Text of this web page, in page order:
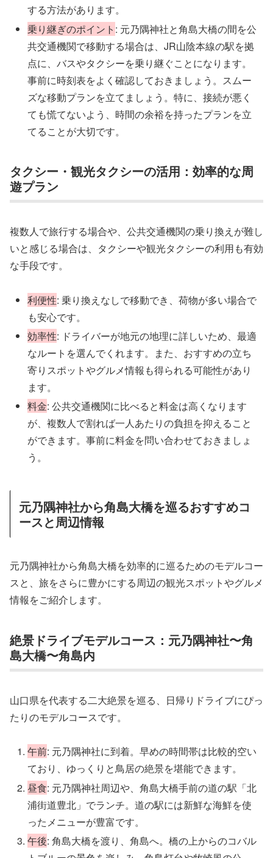
する方法があります。
乗り継ぎのポイント : 元乃隅神社と角島大橋の間を公
共交通機関で移動する場合は、JR山陰本線の駅を拠
点に、バスやタクシーを乗り継ぐことになります。
事前に時刻表をよく確認しておきましょう。スムー
ズな移動プランを立てましょう。特に、接続が悪く
ても慌てないよう、時間の余裕を持ったプランを立
てることが大切です。
タクシー・観光タクシーの活用：効率的な周
遊プラン
複数人で旅行する場合や、公共交通機関の乗り換えが難し
いと感じる場合は、タクシーや観光タクシーの利用も有効
な手段です。
利便性: 乗り換えなしで移動でき、荷物が多い場合で
も安心です。
効率性: ドライバーが地元の地理に詳しいため、最適
なルートを選んでくれます。また、おすすめの立ち
寄りスポットやグルメ情報も得られる可能性があり
ます。
料金: 公共交通機関に比べると料金は高くなります
が、複数人で割れば一人あたりの負担を抑えること
ができます。事前に料金を問い合わせておきましょ
う。
元乃隅神社から角島大橋を巡るおすすめコ
ースと周辺情報
元乃隅神社から角島大橋を効率的に巡るためのモデルコー
スと、旅をさらに豊かにする周辺の観光スポットやグルメ
情報をご紹介します。
絶景ドライブモデルコース：元乃隅神社〜角
島大橋〜角島内
山口県を代表する二大絶景を巡る、日帰りドライブにぴっ
たりのモデルコースです。
午前: 元乃隅神社に到着。早めの時間帯は比較的空い
ており、ゆっくりと鳥居の絶景を堪能できます。
昼食: 元乃隅神社周辺や、角島大橋手前の道の駅「北
浦街道豊北」でランチ。道の駅には新鮮な海鮮を使
ったメニューが豊富です。
午後: 角島大橋を渡り、角島へ。橋の上からのコバル